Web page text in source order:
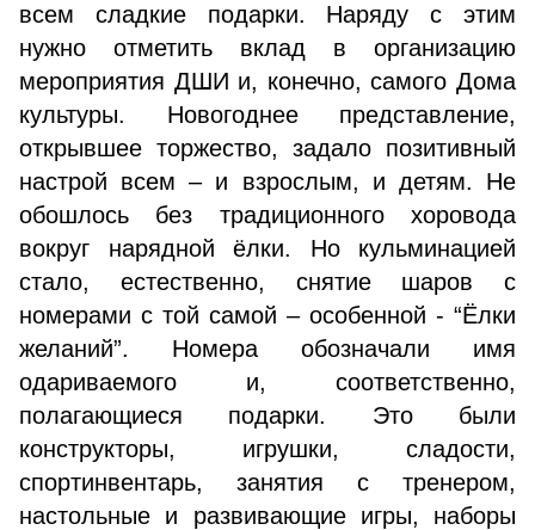
всем сладкие подарки. Наряду с этим
нужно отметить вклад в организацию
мероприятия ДШИ и, конечно, самого Дома
культуры. Новогоднее представление,
открывшее торжество, задало позитивный
настрой всем – и взрослым, и детям. Не
обошлось без традиционного хоровода
вокруг нарядной ёлки. Но кульминацией
стало, естественно, снятие шаров с
номерами с той самой – особенной - “Ёлки
желаний”. Номера обозначали имя
одариваемого и, соответственно,
полагающиеся подарки. Это были
конструкторы, игрушки, сладости,
спортинвентарь, занятия с тренером,
настольные и развивающие игры, наборы